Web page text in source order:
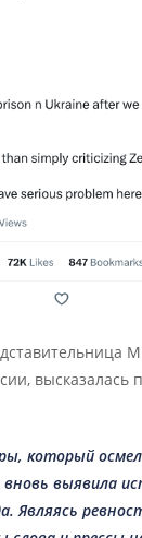
высказалась
который
выявила
Являясь